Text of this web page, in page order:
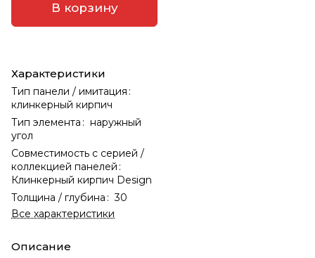
В корзину
Характеристики
Тип панели / имитация :
клинкерный кирпич
Тип элемента : наружный
угол
Совместимость с серией /
коллекцией панелей :
Клинкерный кирпич Design
Толщина / глубина : 30
Все характеристики
Описание